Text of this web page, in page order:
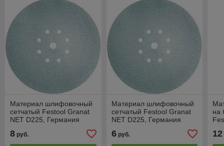
Материал шлифовочный
сетчатый Festool Granat
NET D225, Германия
8 руб.
Материал шлифовочный
сетчатый Festool Granat
NET D225, Германия
6руб.
на
12